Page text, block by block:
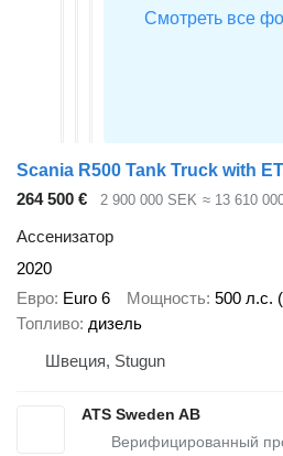
Scania R500 Tank Truck with
264 500 €
2 900 000 SEK ≈ 13 610
Ассенизатор
2020
Евро Euro 6 Мощность 500 л.с.
Топливо дизель
Швеция, Stugun
ATS Sweden AB